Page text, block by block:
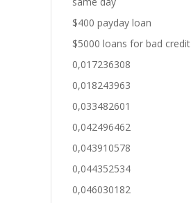
$400 payday loan
$5000 loans for bad credit
0,017236308
0,018243963
0,033482601
0,042496462
0,043910578
0,044352534
0,046030182